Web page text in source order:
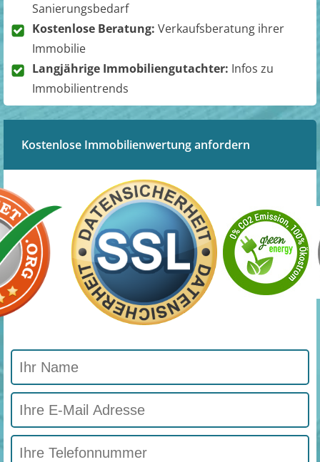
Sanierungsbedarf
Kostenlose Beratung: Verkaufsberatung ihrer
Immobilie
Langjährige Immobiliengutachter: Infos zu
Immobilientrends
Kostenlose Immobilienwertung anfordern